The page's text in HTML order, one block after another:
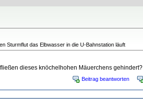
Sturmflut das Elbwasser in die U-Bahnstation läuft
dieses knöchelhohen Mäuerchens gehindert?
Beitrag beantworten